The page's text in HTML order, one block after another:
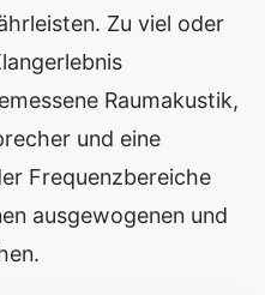
Zu viel oder
Raumakustik,
und eine
Frequenzbereiche
ausgewogenen und